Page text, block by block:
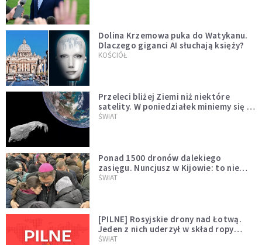
Dolina Krzemowa puka do Watykanu.
Dlaczego giganci AI słuchają księży?
KOŚCIÓŁ
Przeleci bliżej Ziemi niż niektóre
satelity. W poniedziałek miniemy się z
asteroidą, która poprzedzi znacznie
ŚWIAT
Ponad 1500 dronów dalekiego
zasięgu. Nuncjusz w Kijowie: to nie
wygląda na wolę zakończenia wojny
ŚWIAT
[PILNE] Rosyjskie drony nad Łotwą.
Jeden z nich uderzył w skład ropy
naftowej
ŚWIAT